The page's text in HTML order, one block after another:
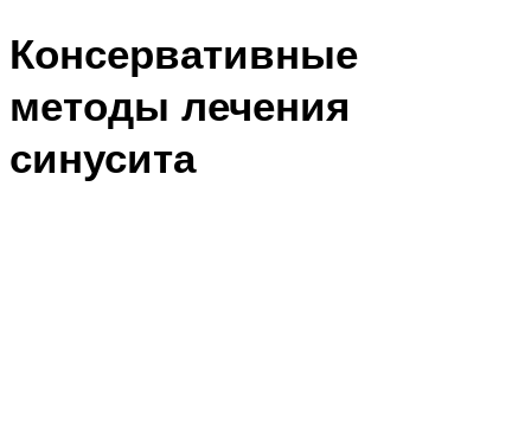
Консервативные
методы лечения
синусита